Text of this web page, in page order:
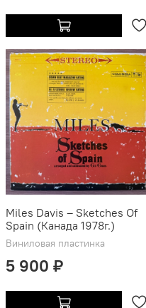
Miles Davis ‎– Sketches Of
Spain (Канада 1978г.)
Виниловая пластинка
5 900 ₽